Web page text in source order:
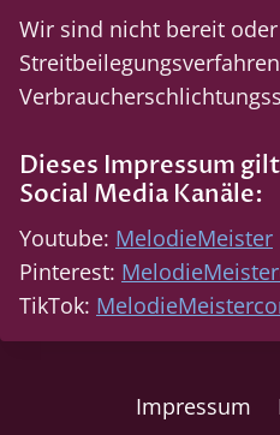
Wir sind nicht bereit
Dieses Impressum
Social Media Kanäle:
Youtube: MelodieMeister
Pinterest:
TikTok:
Impressum